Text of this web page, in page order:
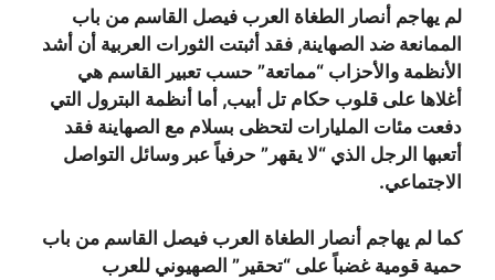
لم يهاجم أنصار الطغاة العرب فيصل القاسم من باب
الممانعة ضد الصهاينة, فقد أثبتت الثورات العربية أن أشد
الأنظمة والأحزاب “مماتعة” حسب تعبير القاسم هي
أغلاها على قلوب حكام تل أبيب, أما أنظمة البترول التي
دفعت مئات المليارات لتحظى بسلام مع الصهاينة فقد
أتعبها الرجل الذي “لا يقهر” حرفياً عبر وسائل التواصل
الاجتماعي.
كما لم يهاجم أنصار الطغاة العرب فيصل القاسم من باب
حمية قومية غضباً على “تحقير” الصهيوني للعرب